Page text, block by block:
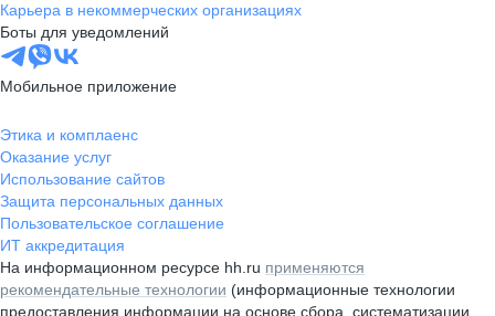
Карьера в некоммерческих организациях
Боты для уведомлений
Мобильное приложение
Этика и комплаенс
Оказание услуг
Использование сайтов
Защита персональных данных
Пользовательское соглашение
ИТ аккредитация
На информационном ресурсе hh.ru применяются
рекомендательные технологии (информационные технологии
предоставления информации на основе сбора, систематизации